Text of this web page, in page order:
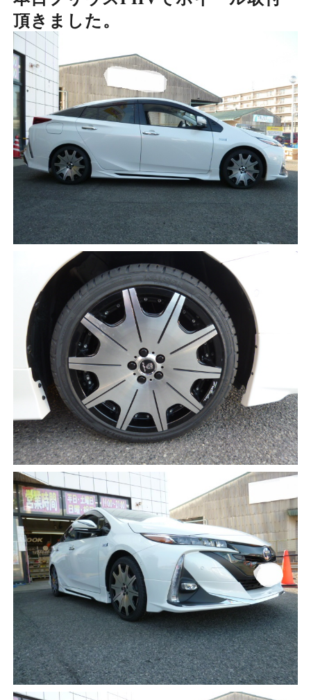
頂きました。